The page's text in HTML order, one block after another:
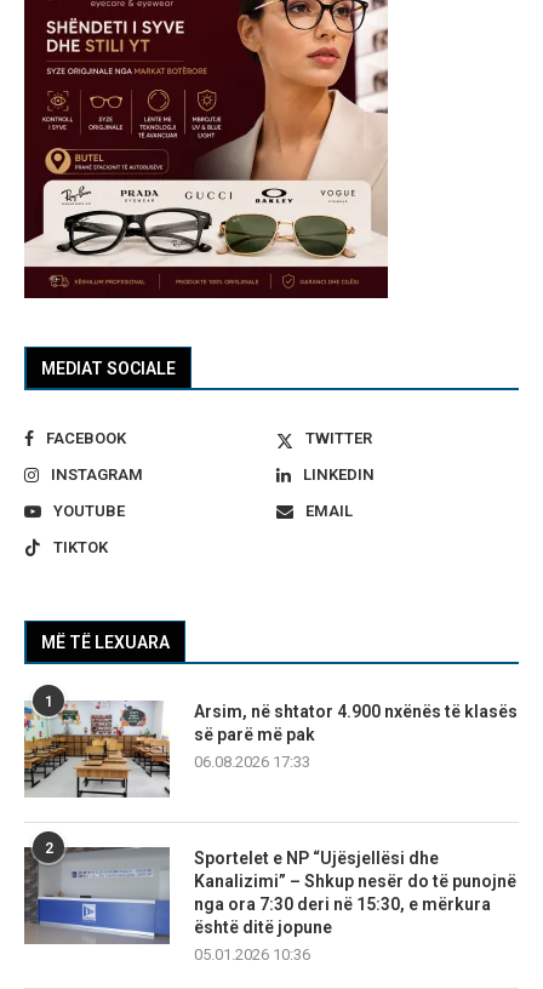
MEDIAT SOCIALE
FACEBOOK
TWITTER
INSTAGRAM
LINKEDIN
YOUTUBE
EMAIL
TIKTOK
MË TË LEXUARA
1
Arsim, në shtator 4.900 nxënës të klasës
së parë më pak
06.08.2026 17:33
2
Sportelet e NP “Ujësjellësi dhe
Kanalizimi” – Shkup nesër do të punojnë
nga ora 7:30 deri në 15:30, e mërkura
është ditë jopune
05.01.2026 10:36